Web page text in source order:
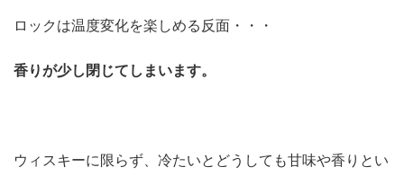
ロックは温度変化を楽しめる反面・・・
香りが少し閉じてしまいます。
ウィスキーに限らず、冷たいとどうしても甘味や香りとい